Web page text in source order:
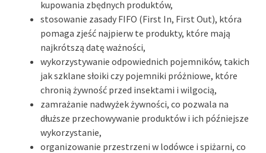
kupowania zbędnych produktów,
stosowanie zasady FIFO (First In, First Out), która
pomaga zjeść najpierw te produkty, które mają
najkrótszą datę ważności,
wykorzystywanie odpowiednich pojemników, takich
jak szklane słoiki czy pojemniki próżniowe, które
chronią żywność przed insektami i wilgocią,
zamrażanie nadwyżek żywności, co pozwala na
dłuższe przechowywanie produktów i ich późniejsze
wykorzystanie,
organizowanie przestrzeni w lodówce i spiżarni, co